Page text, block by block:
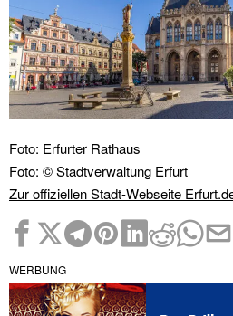
Foto: Erfurter Rathaus
Foto: © Stadtverwaltung Erfurt
Zur offiziellen Stadt-Webseite
WERBUNG